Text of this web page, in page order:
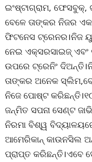
ଇଂଷ୍ଟାଗ୍ରାମ,
ବେଳେ ତାଙ୍କର ନିଜର
ଫିଟନେସ ଟ୍ରେନର।ନିଜ
ନେଇ ଏକ୍ସରସାଇଜ୍
ଉପରେ ଟ୍ରେନିଂ
ତାଙ୍କର ଅନେକ
ନିଜେ ପୋଷ୍ଟ
ଜନ୍ମିତ ସପନା ସେଣ୍ଟ
ନିରମା ବିଶ୍ୱ
ଆମେରିକାନ୍ କାଉନସିଲ
ପ୍ରାପ୍ତ କରିଛନ୍ତି।ଏବେ